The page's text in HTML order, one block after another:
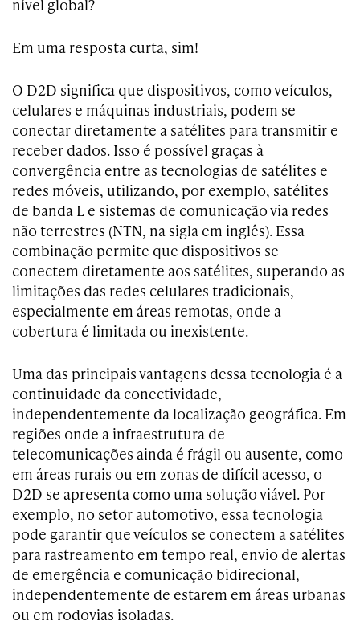
nível global?
Em uma resposta curta, sim!
O D2D significa que dispositivos, como veículos,
celulares e máquinas industriais, podem se
conectar diretamente a satélites para transmitir e
receber dados. Isso é possível graças à
convergência entre as tecnologias de satélites e
redes móveis, utilizando, por exemplo, satélites
de banda L e sistemas de comunicação via redes
não terrestres (NTN, na sigla em inglês). Essa
combinação permite que dispositivos se
conectem diretamente aos satélites, superando as
limitações das redes celulares tradicionais,
especialmente em áreas remotas, onde a
cobertura é limitada ou inexistente.
Uma das principais vantagens dessa tecnologia é a
continuidade da conectividade,
independentemente da localização geográfica. Em
regiões onde a infraestrutura de
telecomunicações ainda é frágil ou ausente, como
em áreas rurais ou em zonas de difícil acesso, o
D2D se apresenta como uma solução viável. Por
exemplo, no setor automotivo, essa tecnologia
pode garantir que veículos se conectem a satélites
para rastreamento em tempo real, envio de alertas
de emergência e comunicação bidirecional,
independentemente de estarem em áreas urbanas
ou em rodovias isoladas.